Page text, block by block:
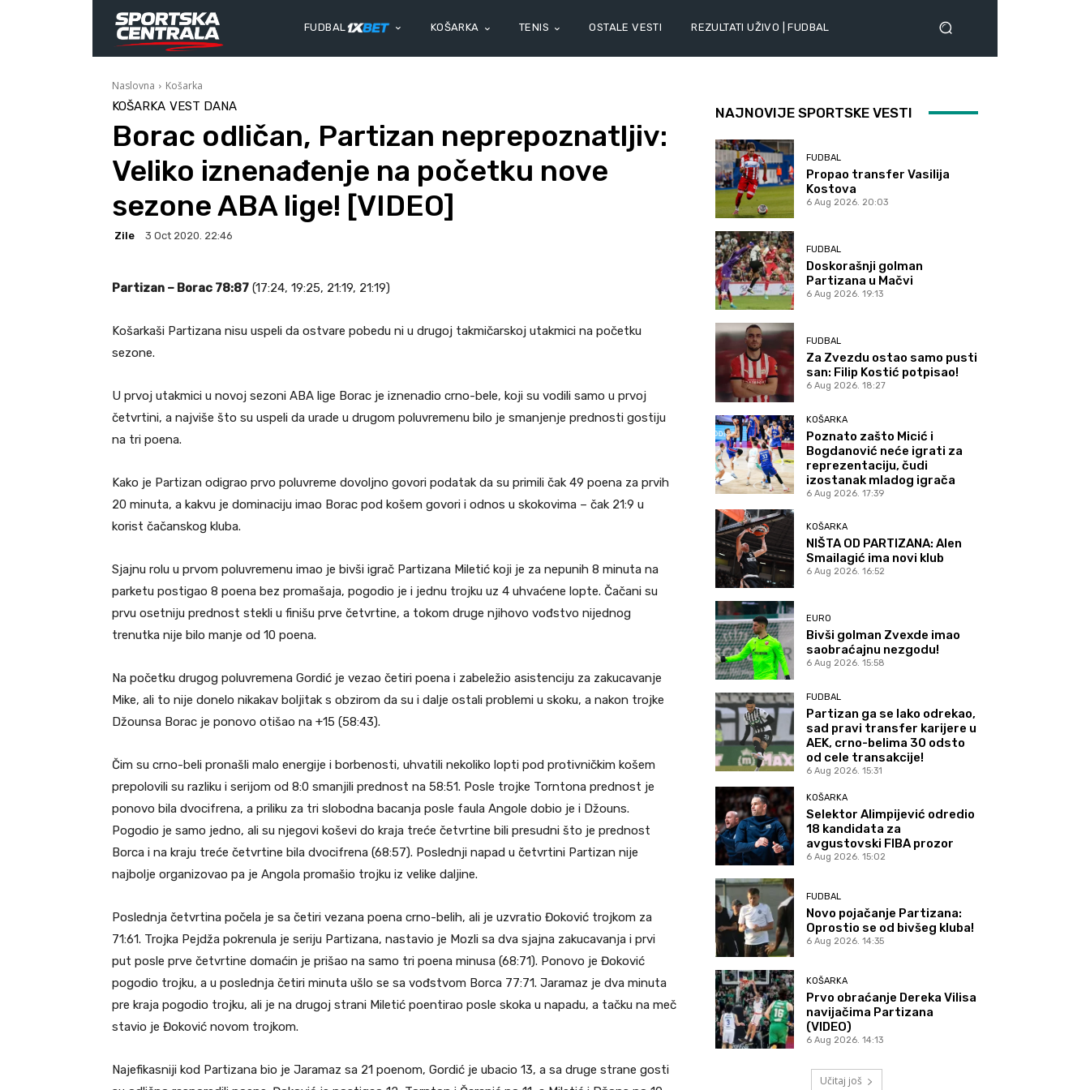
FUDBAL KOŠARKA TENIS OSTALE VESTI REZULTATI UŽIVO | FUDBAL
Naslovna Košarka
KOŠARKA VEST DANA
Borac odličan, Partizan neprepoznatljiv:
Veliko iznenađenje na početku nove
sezone ABA lige! [VIDEO]
Zile 3 Oct 2020. 22:46
Partizan – Borac 78:87 (17:24, 19:25, 21:19, 21:19)
Košarkaši Partizana nisu uspeli da ostvare pobedu ni u drugoj takmičarskoj utakmici na početku
sezone.
U prvoj utakmici u novoj sezoni ABA lige Borac je iznenadio crno-bele, koji su vodili samo u prvoj
četvrtini, a najviše što su uspeli da urade u drugom poluvremenu bilo je smanjenje prednosti gostiju
na tri poena.
Kako je Partizan odigrao prvo poluvreme dovoljno govori podatak da su primili čak 49 poena za prvih
20 minuta, a kakvu je dominaciju imao Borac pod košem govori i odnos u skokovima – čak 21:9 u
korist čačanskog kluba.
Sjajnu rolu u prvom poluvremenu imao je bivši igrač Partizana Miletić koji je za nepunih 8 minuta na
parketu postigao 8 poena bez promašaja, pogodio je i jednu trojku uz 4 uhvaćene lopte. Čačani su
prvu osetniju prednost stekli u finišu prve četvrtine, a tokom druge njihovo vođstvo nijednog
trenutka nije bilo manje od 10 poena.
Na početku drugog poluvremena Gordić je vezao četiri poena i zabeležio asistenciju za zakucavanje
Mike, ali to nije donelo nikakav boljitak s obzirom da su i dalje ostali problemi u skoku, a nakon trojke
Džounsa Borac je ponovo otišao na +15 (58:43).
Čim su crno-beli pronašli malo energije i borbenosti, uhvatili nekoliko lopti pod protivničkim košem
prepolovili su razliku i serijom od 8:0 smanjili prednost na 58:51. Posle trojke Torntona prednost je
ponovo bila dvocifrena, a priliku za tri slobodna bacanja posle faula Angole dobio je i Džouns.
Pogodio je samo jedno, ali su njegovi koševi do kraja treće četvrtine bili presudni što je prednost
Borca i na kraju treće četvrtine bila dvocifrena (68:57). Poslednji napad u četvrtini Partizan nije
najbolje organizovao pa je Angola promašio trojku iz velike daljine.
Poslednja četvrtina počela je sa četiri vezana poena crno-belih, ali je uzvratio Đoković trojkom za
71:61. Trojka Pejdža pokrenula je seriju Partizana, nastavio je Mozli sa dva sjajna zakucavanja i prvi
put posle prve četvrtine domaćin je prišao na samo tri poena minusa (68:71). Ponovo je Đoković
pogodio trojku, a u poslednja četiri minuta ušlo se sa vođstvom Borca 77:71. Jaramaz je dva minuta
pre kraja pogodio trojku, ali je na drugoj strani Miletić poentirao posle skoka u napadu, a tačku na meč
stavio je Đoković novom trojkom.
Najefikasniji kod Partizana bio je Jaramaz sa 21 poenom, Gordić je ubacio 13, a sa druge strane gosti
NAJNOVIJE SPORTSKE VESTI
FUDBAL
Propao transfer Vasilija
Kostova
6 Aug 2026. 20:03
FUDBAL
Doskorašnji golman
Partizana u Mačvi
6 Aug 2026. 19:13
FUDBAL
Za Zvezdu ostao samo pusti
san: Filip Kostić potpisao!
6 Aug 2026. 18:27
KOŠARKA
Poznato zašto Micić i
Bogdanović neće igrati za
reprezentaciju, čudi
izostanak mladog igrača
6 Aug 2026. 17:39
KOŠARKA
NIŠTA OD PARTIZANA: Alen
Smailagić ima novi klub
6 Aug 2026. 16:52
EURO
Bivši golman Zvexde imao
saobraćajnu nezgodu!
6 Aug 2026. 15:58
FUDBAL
Partizan ga se lako odrekao,
sad pravi transfer karijere u
AEK, crno-belima 30 odsto
od cele transakcije!
6 Aug 2026. 15:31
KOŠARKA
Selektor Alimpijević odredio
18 kandidata za
avgustovski FIBA prozor
6 Aug 2026. 15:02
FUDBAL
Novo pojačanje Partizana:
Oprostio se od bivšeg kluba!
6 Aug 2026. 14:35
KOŠARKA
Prvo obraćanje Dereka Vilisa
navijačima Partizana
(VIDEO)
6 Aug 2026. 14:13
Učitaj još